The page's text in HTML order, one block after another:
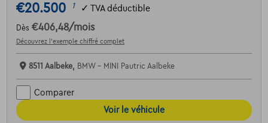
€20.500 1 ✓ TVA déductible
Dès €406,48/mois
Découvrez l’exemple chiffré complet
8511 Aalbeke, BMW - MINI Pautric Aalbeke
Comparer
Voir le véhicule